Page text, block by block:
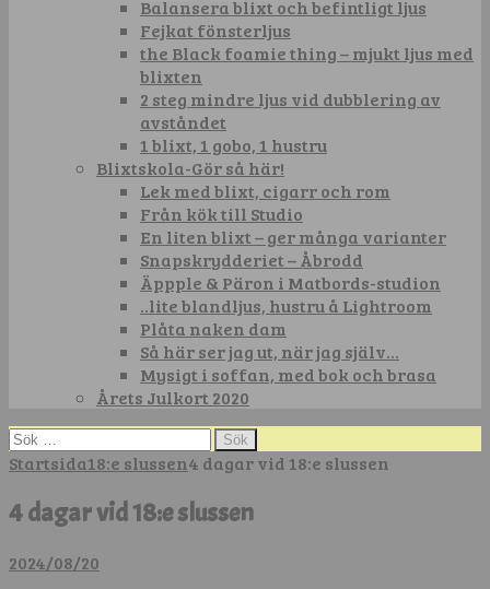
Balansera blixt och befintligt ljus
Fejkat fönsterljus
the Black foamie thing – mjukt ljus med
blixten
2 steg mindre ljus vid dubblering av
avståndet
1 blixt, 1 gobo, 1 hustru
Blixtskola-Gör så här!
Lek med blixt, cigarr och rom
Från kök till Studio
En liten blixt – ger många varianter
Snapskrydderiet – Åbrodd
Äppple & Päron i Matbords-studion
..lite blandljus, hustru å Lightroom
Plåta naken dam
Så här ser jag ut, när jag själv…
Mysigt i soffan, med bok och brasa
Årets Julkort 2020
Sök
efter:
Startsida18:e slussen4 dagar vid 18:e slussen
4 dagar vid 18:e slussen
2024/08/20